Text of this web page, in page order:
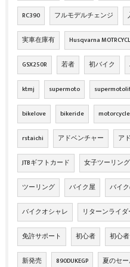
RC390 フルモデルチェンジ
実車在庫有 Husqvarna
GSX250R 若者 初バイク
ktmj supermoto
bikelove bikeride motorcycle
rstaichi アドベンチャー ア
JTBギフトカード 女子ツーリング
ツーリング バイク屋 バイ
バイクオシャレ リターンライダ
免許サポート 初心者 初心
新発売 890DUKEGP 夏のセ